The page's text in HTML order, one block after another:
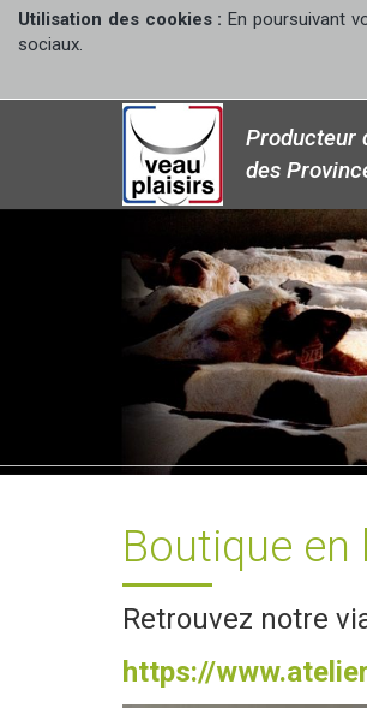
Utilisation des cookies :En poursuivant
sociaux.
Producteur
des
Boutique
Retrouvez notre
https://